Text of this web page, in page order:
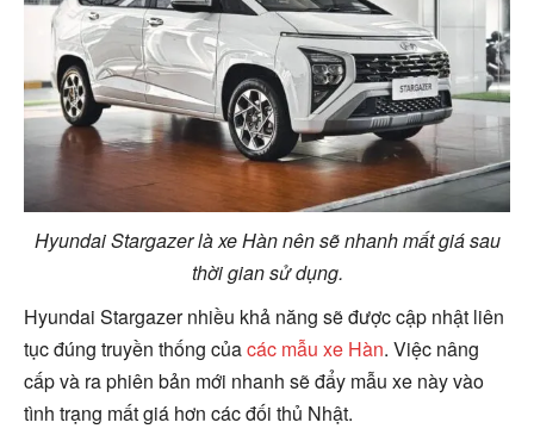
Hyundai Stargazer là xe Hàn nên sẽ nhanh mất giá sau
thời gian sử dụng.
Hyundai Stargazer nhiều khả năng sẽ được cập nhật liên
tục đúng truyền thống củacác mẫu xe Hàn. Việc nâng
cấp và ra phiên bản mới nhanh sẽ đẩy mẫu xe này vào
tình trạng mất giá hơn các đối thủ Nhật.